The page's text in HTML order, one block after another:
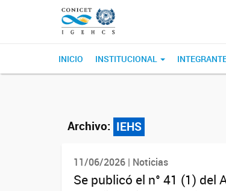
INICIO INSTITUCIONAL
Archivo: IEHS
11/06/2026 | Noticias
Se publicó el n° 41 (1) del